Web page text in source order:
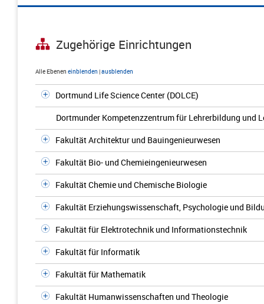
Zugehörige Einrichtungen
Alle Ebenen einblenden |ausblenden
Dortmund Life Science Center (DOLCE)
Dortmunder Kompetenzzentrum für Lehrerbildung und
Fakultät Architektur und Bauingenieurwesen
Fakultät Bio- und Chemieingenieurwesen
Fakultät Chemie und Chemische Biologie
Fakultät Erziehungswissenschaft, Psychologie und
Fakultät für Elektrotechnik und Informationstechnik
Fakultät für Informatik
Fakultät für Mathematik
Fakultät Humanwissenschaften und Theologie